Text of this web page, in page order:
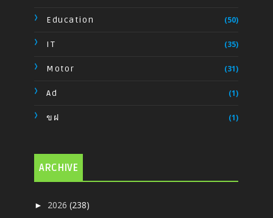
Education (50)
IT (35)
Motor (31)
Ad (1)
ขฝ (1)
ARCHIVE
► 2026(238)